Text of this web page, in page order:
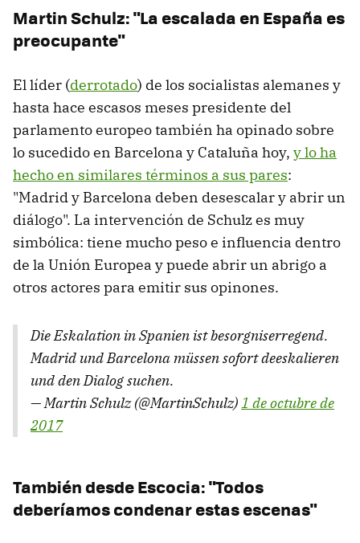
Martin Schulz: "La escalada en España es
preocupante"
El líder (derrotado) de los socialistas alemanes y
hasta hace escasos meses presidente del
parlamento europeo también ha opinado sobre
lo sucedido en Barcelona y Cataluña hoy, y lo ha
hecho en similares términos a sus pares:
"Madrid y Barcelona deben desescalar y abrir un
diálogo". La intervención de Schulz es muy
simbólica: tiene mucho peso e influencia dentro
de la Unión Europea y puede abrir un abrigo a
otros actores para emitir sus opinones.
Die Eskalation in Spanien ist besorgniserregend.
Madrid und Barcelona müssen sofort deeskalieren
und den Dialog suchen.
— Martin Schulz (@MartinSchulz)1 de octubre de
2017
También desde Escocia: "Todos
deberíamos condenar estas escenas"